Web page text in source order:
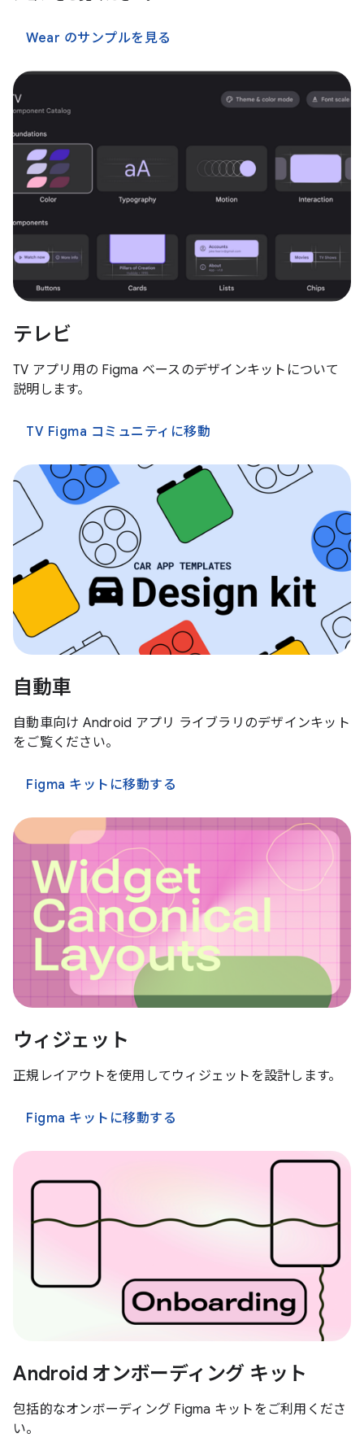
Wear のサンプルを見る
テレビ
TV アプリ用の Figma ベースのデザインキットについて
説明します。
TV Figma コミュニティに移動
自動車
自動車向け Android アプリ ライブラリのデザインキット
をご覧ください。
Figma キットに移動する
ウィジェット
正規レイアウトを使用してウィジェットを設計します。
Figma キットに移動する
Android オンボーディング キット
包括的なオンボーディング Figma キットをご利用くださ
い。